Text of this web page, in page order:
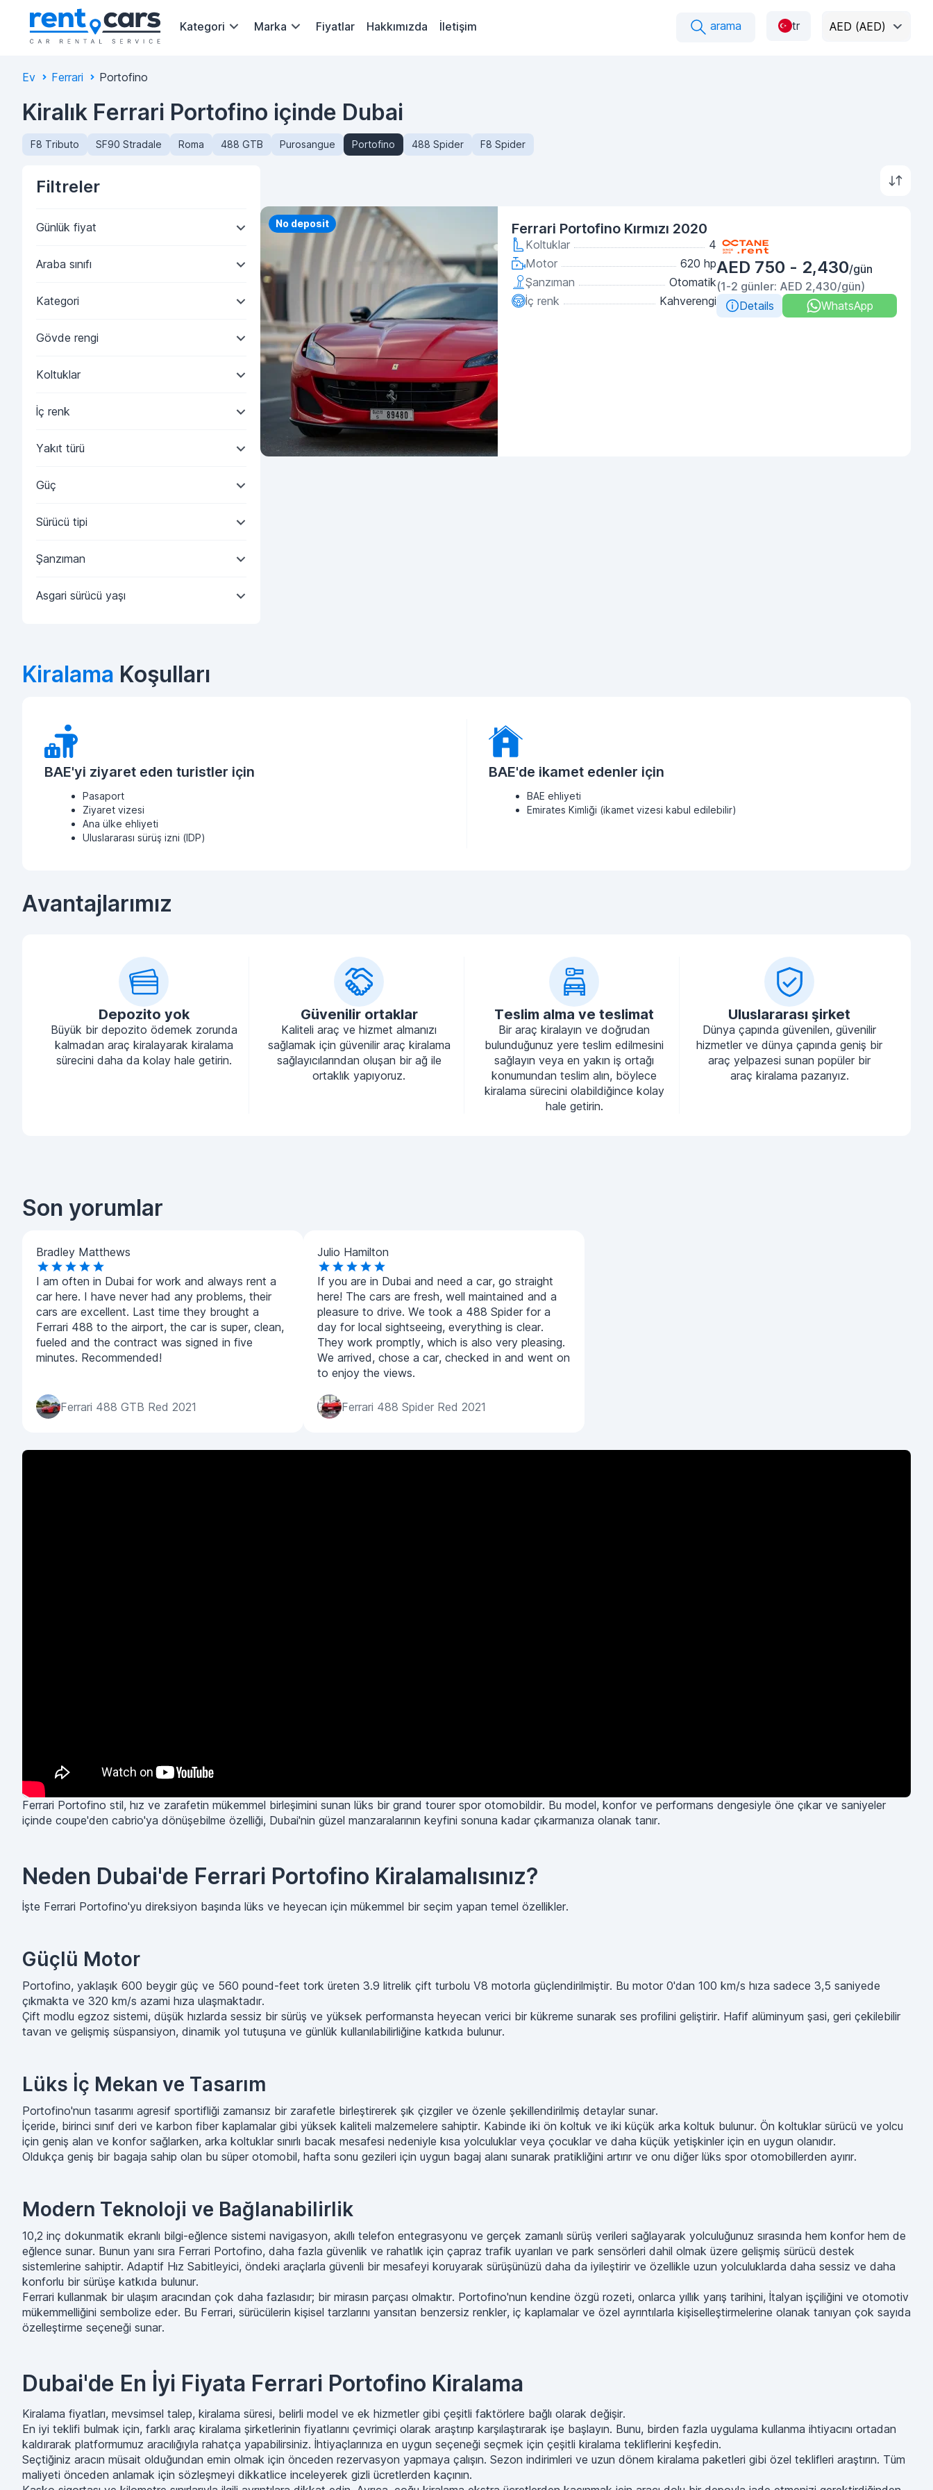
Kategori Marka Fiyatlar Hakkımızda İletişim arama tr AED (AED)
Ev Ferrari Portofino
Kiralık Ferrari Portofino içinde Dubai
F8 Tributo SF90 Stradale Roma 488 GTB Purosangue Portofino 488 Spider F8 Spider
Filtreler
Günlük fiyat
Araba sınıfı
Kategori
Gövde rengi
Koltuklar
İç renk
Yakıt türü
Güç
Sürücü tipi
Şanzıman
Asgari sürücü yaşı
Priority
No deposit Ferrari Portofino Kırmızı 2020
Koltuklar
4
Motor
620 hp
Şanzıman
Otomatik
İç renk
Kahverengi
AED 750 - 2,430/gün
(1-2 günler: AED 2,430/gün)
Details
WhatsApp
Kiralama Koşulları
BAE'yi ziyaret eden turistler için
Pasaport
Ziyaret vizesi
Ana ülke ehliyeti
Uluslararası sürüş izni (IDP)
BAE'de ikamet edenler için
BAE ehliyeti
Emirates Kimliği (ikamet vizesi kabul edilebilir)
Avantajlarımız
Depozito yok
Büyük bir depozito ödemek zorunda
kalmadan araç kiralayarak kiralama
sürecini daha da kolay hale getirin.
Güvenilir ortaklar
Kaliteli araç ve hizmet almanızı
sağlamak için güvenilir araç kiralama
sağlayıcılarından oluşan bir ağ ile
ortaklık yapıyoruz.
Teslim alma ve teslimat
Bir araç kiralayın ve doğrudan
bulunduğunuz yere teslim edilmesini
sağlayın veya en yakın iş ortağı
konumundan teslim alın, böylece
kiralama sürecini olabildiğince kolay
hale getirin.
Uluslararası şirket
Dünya çapında güvenilen, güvenilir
hizmetler ve dünya çapında geniş bir
araç yelpazesi sunan popüler bir
araç kiralama pazarıyız.
Son yorumlar
Bradley Matthews
I am often in Dubai for work and always rent a
car here. I have never had any problems, their
cars are excellent. Last time they brought a
Ferrari 488 to the airport, the car is super, clean,
fueled and the contract was signed in five
minutes. Recommended!
Ferrari 488 GTB Red 2021
Julio Hamilton
If you are in Dubai and need a car, go straight
here! The cars are fresh, well maintained and a
pleasure to drive. We took a 488 Spider for a
day for local sightseeing, everything is clear.
They work promptly, which is also very pleasing.
We arrived, chose a car, checked in and went on
to enjoy the views.
Ferrari 488 Spider Red 2021
Ferrari Portofino stil, hız ve zarafetin mükemmel birleşimini sunan lüks bir grand tourer spor otomobildir. Bu model, konfor ve performans dengesiyle öne çıkar ve saniyeler
içinde coupe'den cabrio'ya dönüşebilme özelliği, Dubai'nin güzel manzaralarının keyfini sonuna kadar çıkarmanıza olanak tanır.
Neden Dubai'de Ferrari Portofino Kiralamalısınız?
İşte Ferrari Portofino'yu direksiyon başında lüks ve heyecan için mükemmel bir seçim yapan temel özellikler.
Güçlü Motor
Portofino, yaklaşık 600 beygir güç ve 560 pound-feet tork üreten 3.9 litrelik çift turbolu V8 motorla güçlendirilmiştir. Bu motor 0'dan 100 km/s hıza sadece 3,5 saniyede
çıkmakta ve 320 km/s azami hıza ulaşmaktadır.
Çift modlu egzoz sistemi, düşük hızlarda sessiz bir sürüş ve yüksek performansta heyecan verici bir kükreme sunarak ses profilini geliştirir. Hafif alüminyum şasi, geri çekilebilir
tavan ve gelişmiş süspansiyon, dinamik yol tutuşuna ve günlük kullanılabilirliğine katkıda bulunur.
Lüks İç Mekan ve Tasarım
Portofino'nun tasarımı agresif sportifliği zamansız bir zarafetle birleştirerek şık çizgiler ve özenle şekillendirilmiş detaylar sunar.
İçeride, birinci sınıf deri ve karbon fiber kaplamalar gibi yüksek kaliteli malzemelere sahiptir. Kabinde iki ön koltuk ve iki küçük arka koltuk bulunur. Ön koltuklar sürücü ve yolcu
için geniş alan ve konfor sağlarken, arka koltuklar sınırlı bacak mesafesi nedeniyle kısa yolculuklar veya çocuklar ve daha küçük yetişkinler için en uygun olanıdır.
Oldukça geniş bir bagaja sahip olan bu süper otomobil, hafta sonu gezileri için uygun bagaj alanı sunarak pratikliğini artırır ve onu diğer lüks spor otomobillerden ayırır.
Modern Teknoloji ve Bağlanabilirlik
10,2 inç dokunmatik ekranlı bilgi-eğlence sistemi navigasyon, akıllı telefon entegrasyonu ve gerçek zamanlı sürüş verileri sağlayarak yolculuğunuz sırasında hem konfor hem de
eğlence sunar. Bunun yanı sıra Ferrari Portofino, daha fazla güvenlik ve rahatlık için çapraz trafik uyarıları ve park sensörleri dahil olmak üzere gelişmiş sürücü destek
sistemlerine sahiptir. Adaptif Hız Sabitleyici, öndeki araçlarla güvenli bir mesafeyi koruyarak sürüşünüzü daha da iyileştirir ve özellikle uzun yolculuklarda daha sessiz ve daha
konforlu bir sürüşe katkıda bulunur.
Ferrari kullanmak bir ulaşım aracından çok daha fazlasıdır; bir mirasın parçası olmaktır. Portofino'nun kendine özgü rozeti, onlarca yıllık yarış tarihini, İtalyan işçiliğini ve otomotiv
mükemmelliğini sembolize eder. Bu Ferrari, sürücülerin kişisel tarzlarını yansıtan benzersiz renkler, iç kaplamalar ve özel ayrıntılarla kişiselleştirmelerine olanak tanıyan çok sayıda
özelleştirme seçeneği sunar.
Dubai'de En İyi Fiyata Ferrari Portofino Kiralama
Kiralama fiyatları, mevsimsel talep, kiralama süresi, belirli model ve ek hizmetler gibi çeşitli faktörlere bağlı olarak değişir.
En iyi teklifi bulmak için, farklı araç kiralama şirketlerinin fiyatlarını çevrimiçi olarak araştırıp karşılaştırarak işe başlayın. Bunu, birden fazla uygulama kullanma ihtiyacını ortadan
kaldırarak platformumuz aracılığıyla rahatça yapabilirsiniz. İhtiyaçlarınıza en uygun seçeneği seçmek için çeşitli kiralama tekliflerini keşfedin.
Seçtiğiniz aracın müsait olduğundan emin olmak için önceden rezervasyon yapmaya çalışın. Sezon indirimleri ve uzun dönem kiralama paketleri gibi özel teklifleri araştırın. Tüm
maliyeti önceden anlamak için sözleşmeyi dikkatlice inceleyerek gizli ücretlerden kaçının.